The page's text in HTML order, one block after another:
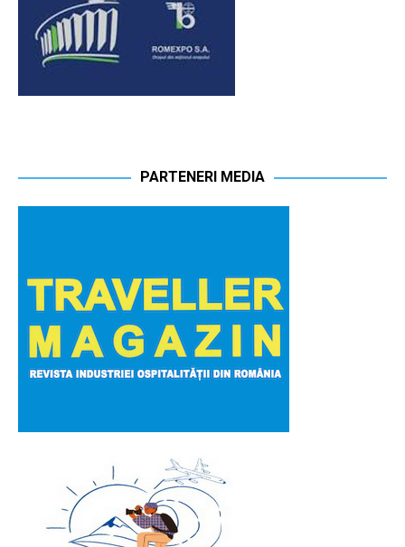
PARTENERI MEDIA